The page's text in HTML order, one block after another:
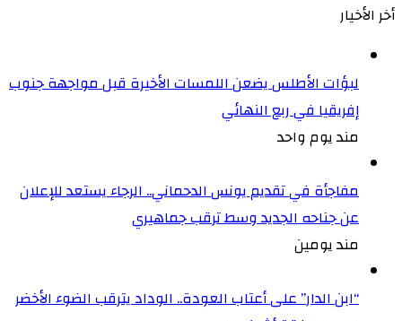
أخر الأخيار
لبؤات الأطلس يضعن اللمسات الأخيرة قبل مواجهة جنوب
إفريقيا في ربع النهائي
مند يوم واحد
مفاجأة في تقديم يونس الدحماني.. الرجاء يستعد للإعلان
عن جناحه الجديد وسط ترقب جماهيري
مند يومين
“ابن الدار” على أعتاب العودة.. الوداد يترقب الضوء الأخضر